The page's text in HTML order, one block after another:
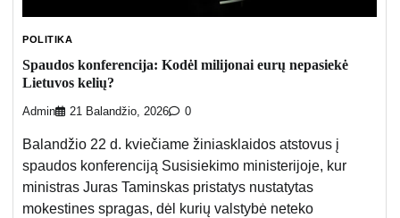
POLITIKA
Spaudos konferencija: Kodėl milijonai eurų nepasiekė
Lietuvos kelių?
Admin 21 Balandžio, 2026 0
Balandžio 22 d. kviečiame žiniasklaidos atstovus į
spaudos konferenciją Susisiekimo ministerijoje, kur
ministras Juras Taminskas pristatys nustatytas
mokestines spragas, dėl kurių valstybė neteko